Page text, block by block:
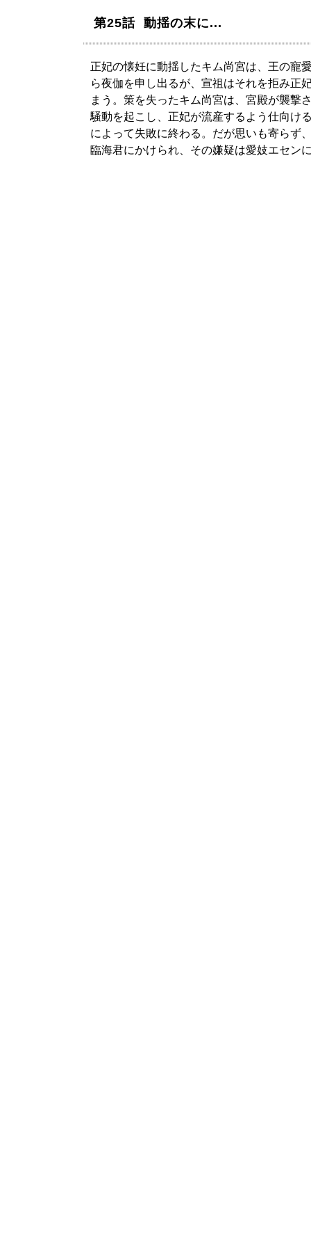
第25話 動揺の末に...
正妃の懐妊に動揺したキム尚宮は、王の寵
ら夜伽を申し出るが、宣祖はそれを拒み正
まう。策を失ったキム尚宮は、宮殿が襲撃
騒動を起こし、正妃が流産するよう仕向け
によって失敗に終わる。だが思いも寄らず
臨海君にかけられ、その嫌疑は愛妓エセン